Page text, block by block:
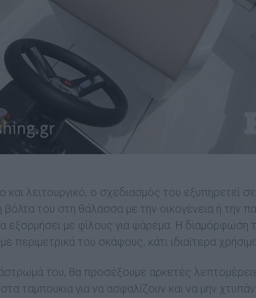
και λειτουργικό, ο σχεδιασµός του εξυπηρετεί
του στη θάλασσα µε την οικογένεια ή την
εξορµήσει µε φίλους για ψάρεµα. Η διαµόρφωση
περιµετρικά του σκάφους, κάτι ιδιαίτερα
του, θα προσέξουµε αρκετές
ταµπούκια για να ασφαλίζουν και να µην